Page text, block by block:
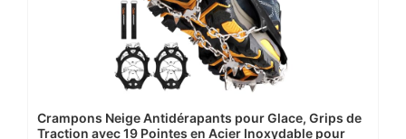
Crampons Neige Antidérapants pour Glace, Grips de
Traction avec 19 Pointes en Acier Inoxydable pour